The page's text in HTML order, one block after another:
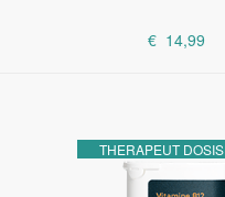
€ 14,99
THERAPEUT DOSIS